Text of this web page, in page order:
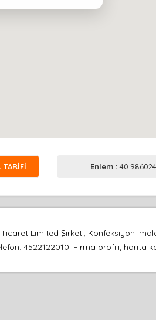
Enlem :40.986024
Ticaret Limited Şirketi, Konfeksiyon
4522122010. Firma profili, harita